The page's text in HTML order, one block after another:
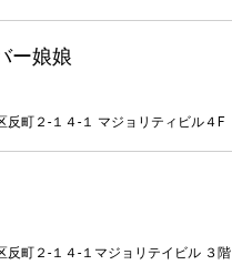
ー娘娘
反町２-１４-１ マジョリティビル４F
反町２-１４-１マジョリテイビル ３階